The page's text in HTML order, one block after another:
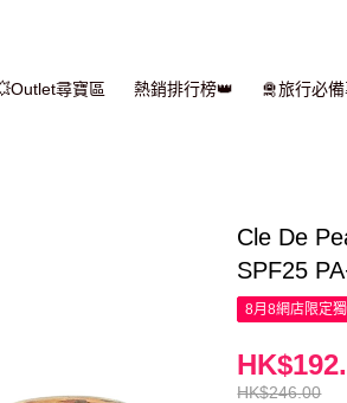
尋寶區 熱銷排行榜👑 🛅旅行必
Cle De
SPF25
8月8網店限定
HK$246.00